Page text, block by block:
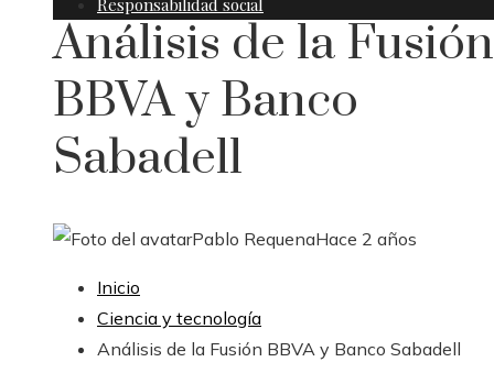
Responsabilidad social
Análisis de la Fusión
BBVA y Banco
Sabadell
Pablo RequenaHace 2 años
Inicio
Ciencia y tecnología
Análisis de la Fusión BBVA y Banco Sabadell